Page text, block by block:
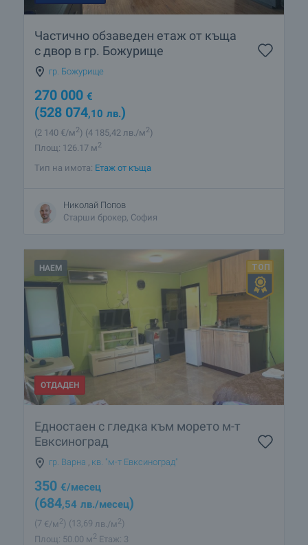
Частично обзаведен етаж от къща
с двор в гр. Божурище
гр. Божурище
270 000 €
(528 074,10 лв.)
(2 140 €/м2) (4 185,42 лв./м2)
Площ: 126.17 м2
Тип на имота: Етаж от къща
Николай Попов
Старши брокер, София
НАЕМ
ОТДАДЕН
Едностаен с гледка към морето м-т
Евксиноград
гр. Варна , кв. "м-т Евксиноград"
350 €/месец
(684,54 лв./месец)
(7 €/м 2) (13,69 лв./м 2)
Площ: 50.00 м 2 Етаж: 3